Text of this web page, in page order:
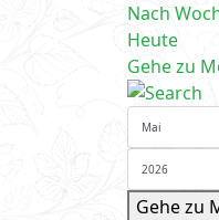
Nach
Heute
Gehe zu
Gehe zu